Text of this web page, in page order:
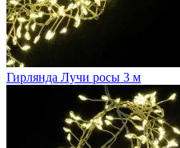
Гирлянда Лучи росы 3 м